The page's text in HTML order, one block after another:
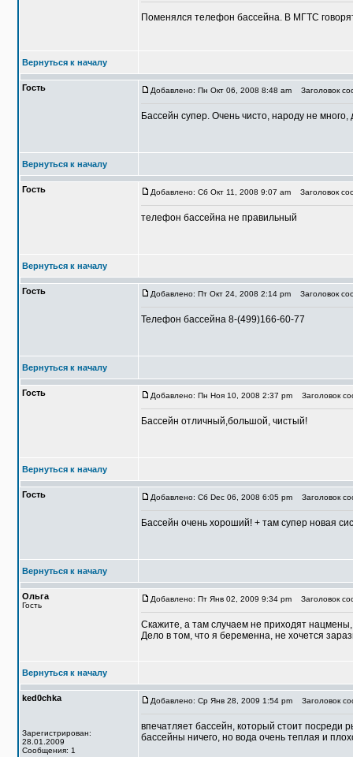
Поменялся телефон бассейна. В МГТС
Вернуться к началу
Гость Добавлено: Пн Окт 06, 2008 8:48 am Заголовок
Бассейн супер. Очень чисто, народу не
Вернуться к началу
Гость Добавлено: Сб Окт 11, 2008 9:07 am Заголовок
телефон бассейна не правильный
Вернуться к началу
Гость Добавлено: Пт Окт 24, 2008 2:14 pm Заголовок
Телефон бассейна 8-(499)166-60-77
Вернуться к началу
Гость Добавлено: Пн Ноя 10, 2008 2:37 pm Заголовок
Бассейн отличный,большой, чистый!
Вернуться к началу
Гость Добавлено: Сб Dec 06, 2008 6:05 pm Заголовок
Бассейн очень хороший! + там супер новая
Вернуться к началу
Ольга
Гость
Добавлено: Пт Янв 02, 2009 9:34 pm Заголовок
Скажите, а там случаем не приходят
Дело в том, что я беременна, не хочется
Вернуться к началу
ked0chka
Зарегистрирован:
28.01.2009
Сообщения: 1
Добавлено: Ср Янв 28, 2009 1:54 pm Заголовок
впечатляет бассейн, который стоит посреди
бассейны ничего, но вода очень теплая и